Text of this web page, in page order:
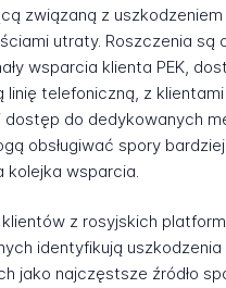
związaną z uszkodzeniem
utraty. Roszczenia są
wsparcia klienta PEK,
linię telefoniczną, z
dostęp do dedykowanych
obsługiwać spory
kolejka wsparcia.
klientów z rosyjskich
identyfikują
jako najczęstsze źródło